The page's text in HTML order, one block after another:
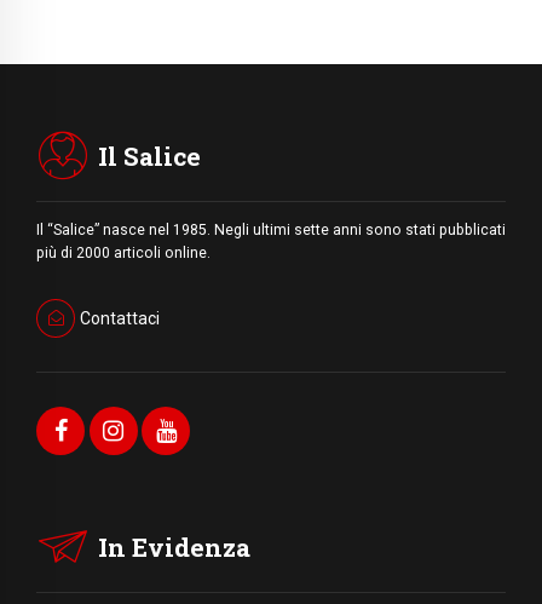
Il Salice
Il “Salice” nasce nel 1985. Negli ultimi sette anni sono stati pubblicati
più di 2000 articoli online.
Contattaci
In Evidenza